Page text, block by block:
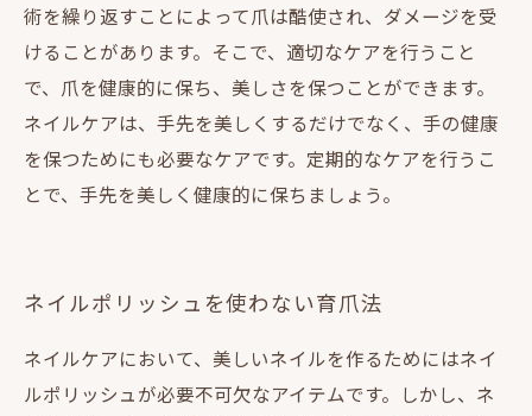
術を繰り返すことによって爪は酷使され、ダメージを受
けることがあります。そこで、適切なケアを行うこと
で、爪を健康的に保ち、美しさを保つことができます。
ネイルケアは、手先を美しくするだけでなく、手の健康
を保つためにも必要なケアです。定期的なケアを行うこ
とで、手先を美しく健康的に保ちましょう。
ネイルポリッシュを使わない育爪法
ネイルケアにおいて、美しいネイルを作るためにはネイ
ルポリッシュが必要不可欠なアイテムです。しかし、ネ